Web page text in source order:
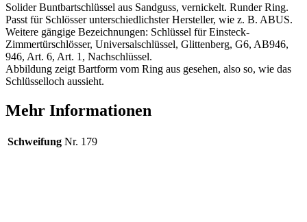
Solider Buntbartschlüssel aus Sandguss, vernickelt. Runder Ring.
Passt für Schlösser unterschiedlichster Hersteller, wie z. B. ABUS.
Weitere gängige Bezeichnungen: Schlüssel für Einsteck-
Zimmertürschlösser, Universalschlüssel, Glittenberg, G6, AB946,
946, Art. 6, Art. 1, Nachschlüssel.
Abbildung zeigt Bartform vom Ring aus gesehen, also so, wie das
Schlüsselloch aussieht.
Mehr Informationen
Schweifung Nr. 179